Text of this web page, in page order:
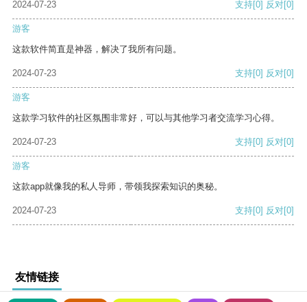
2024-07-23 支持[0] 反对[0]
游客
这款软件简直是神器，解决了我所有问题。
2024-07-23 支持[0] 反对[0]
游客
这款学习软件的社区氛围非常好，可以与其他学习者交流学习心得。
2024-07-23 支持[0] 反对[0]
游客
这款app就像我的私人导师，带领我探索知识的奥秘。
2024-07-23 支持[0] 反对[0]
友情链接